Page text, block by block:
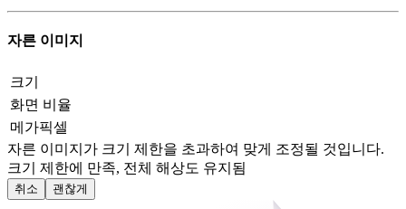
자른 이미지
크기
화면 비율
메가픽셀
자른 이미지가 크기 제한을 초과하여 맞게 조정될 것입니다.
크기 제한에 만족, 전체 해상도 유지됨
취소 괜찮게